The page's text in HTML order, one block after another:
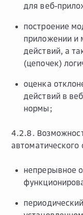
для веб-
построение
приложении и
действий, а
(цепочек)
оценка
действий в
нормы;
4.2.8.
автоматического
непрерывное